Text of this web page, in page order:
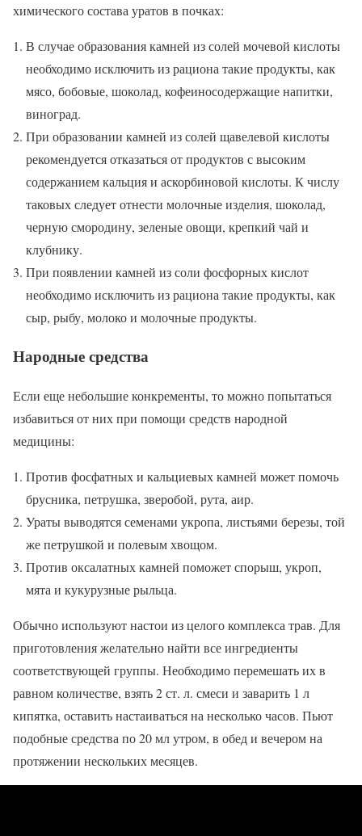
химического состава уратов в почках:
В случае образования камней из солей мочевой кислоты
необходимо исключить из рациона такие продукты, как
мясо, бобовые, шоколад, кофеиносодержащие напитки,
виноград.
При образовании камней из солей щавелевой кислоты
рекомендуется отказаться от продуктов с высоким
содержанием кальция и аскорбиновой кислоты. К числу
таковых следует отнести молочные изделия, шоколад,
черную смородину, зеленые овощи, крепкий чай и
клубнику.
При появлении камней из соли фосфорных кислот
необходимо исключить из рациона такие продукты, как
сыр, рыбу, молоко и молочные продукты.
Народные средства
Если еще небольшие конкременты, то можно попытаться
избавиться от них при помощи средств народной
медицины:
Против фосфатных и кальциевых камней может помочь
брусника, петрушка, зверобой, рута, аир.
Ураты выводятся семенами укропа, листьями березы, той
же петрушкой и полевым хвощом.
Против оксалатных камней поможет спорыш, укроп,
мята и кукурузные рыльца.
Обычно используют настои из целого комплекса трав. Для
приготовления желательно найти все ингредиенты
соответствующей группы. Необходимо перемешать их в
равном количестве, взять 2 ст. л. смеси и заварить 1 л
кипятка, оставить настаиваться на несколько часов. Пьют
подобные средства по 20 мл утром, в обед и вечером на
протяжении нескольких месяцев.